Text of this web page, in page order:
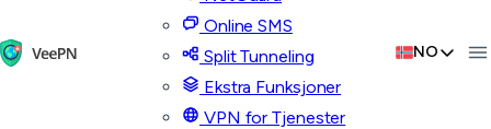
Online SMS
Split Tunneling
Ekstra Funksjoner
VPN for Tjenester
NO